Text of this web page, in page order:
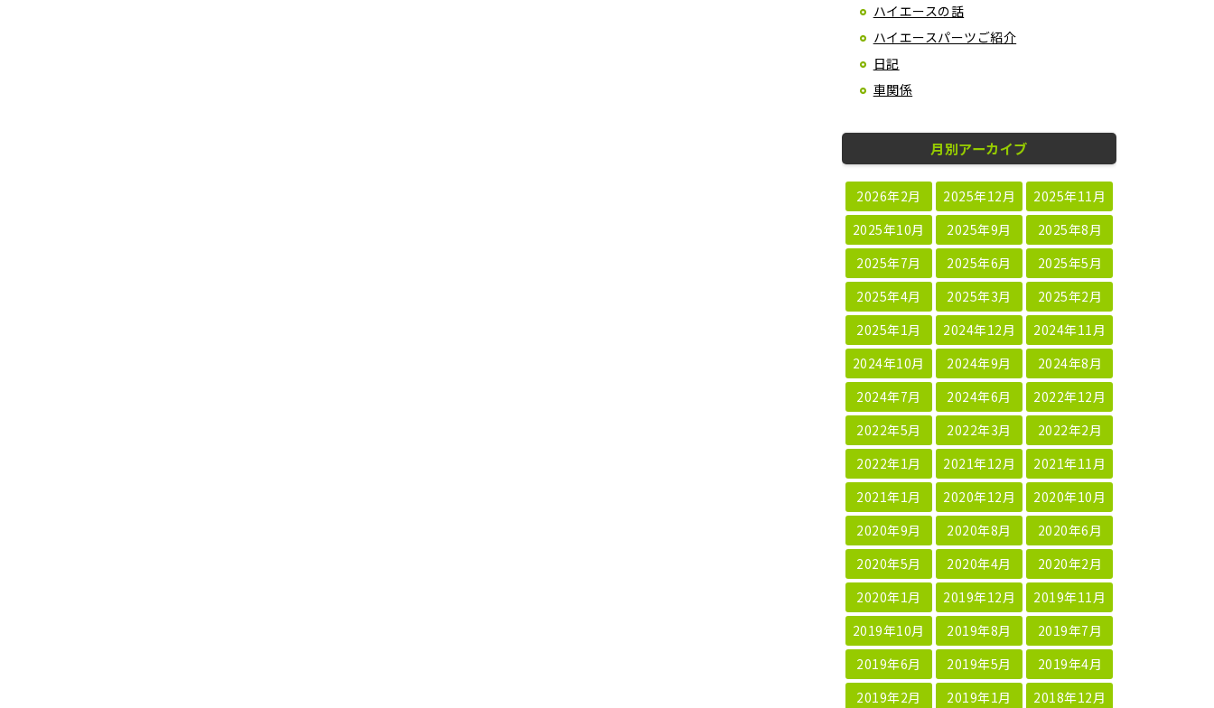
ハイエースの話
ハイエースパーツご紹介
日記
車関係
月別アーカイブ
2026年2月 2025年12月
2025年11月
2025年10月
2025年9月
2025年8月
2025年7月
2025年6月
2025年5月
2025年4月
2025年3月
2025年2月
2025年1月
2024年12月
2024年11月
2024年10月
2024年9月
2024年8月
2024年7月
2024年6月
2022年12月
2022年5月
2022年3月
2022年2月
2022年1月
2021年12月
2021年11月
2021年1月
2020年12月
2020年10月
2020年9月
2020年8月
2020年6月
2020年5月
2020年4月
2020年2月
2020年1月
2019年12月
2019年11月
2019年10月
2019年8月
2019年7月
2019年6月
2019年5月
2019年4月
2019年2月
2019年1月
2018年12月